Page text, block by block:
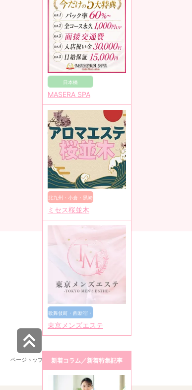
日本橋
MASERA SPA
北九州・小倉・黒崎
ミセス桜並木
歌舞伎町・西新宿・
新宿御苑
東京メンズエステ
新着コラム／新着特集記事
ページトップへ